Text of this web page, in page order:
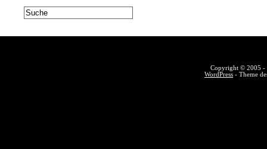
Copyright © 2005 -
WordPress - Theme